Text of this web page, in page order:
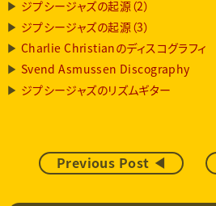
ジプシージャズの起源（2）
ジプシージャズの起源（3）
Charlie Christianのディスコグラフィ
Svend Asmussen Discography
ジプシージャズのリズムギター
Previous Post ◀